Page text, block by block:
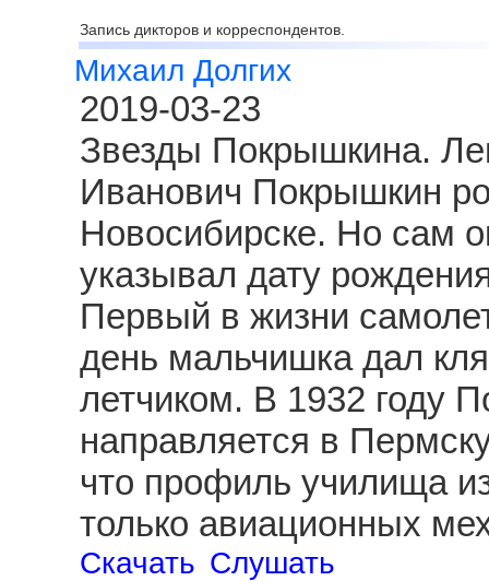
Запись дикторов и корреспондентов.
Михаил Долгих
2019-03-23
Звезды Покрышкина.
Иванович Покрышкин
Новосибирске. Но сам
указывал дату
Первый в жизни
день мальчишка дал
летчиком. В 1932 году
направляется в
что профиль училища
только авиационных
Скачать Слушать